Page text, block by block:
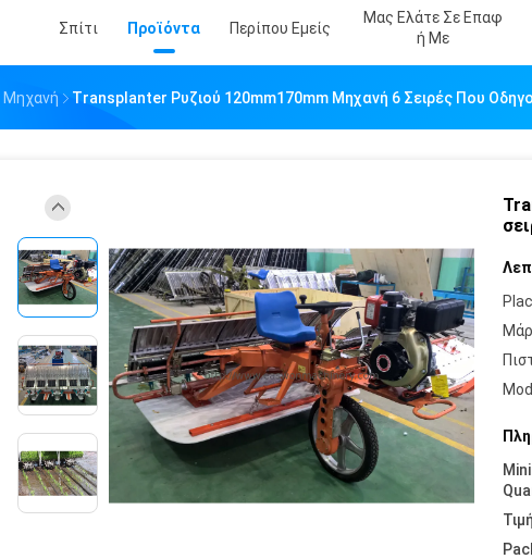
Σπίτι Προϊόντα Περίπου Εμείς
Μας Ελάτε Σε Επαφ
Ή Με
Μηχανή Transplanter Ρυζιού 120mm170mm Μηχανή 6 Σειρές Που